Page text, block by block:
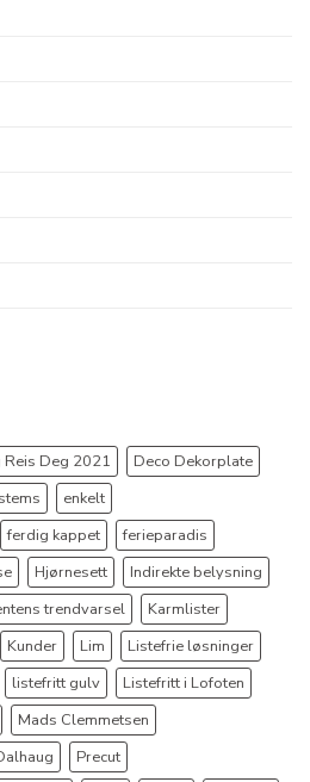
Reis Deg 2021
Deco Dekorplate
enkelt
ferdig kappet
ferieparadis
Hjørnesett
Indirekte belysning
trendvarsel
Karmlister
Kunder Lim
Listefrie løsninger
listefritt gulv
Listefritt i Lofoten
Mads Clemmetsen
Precut